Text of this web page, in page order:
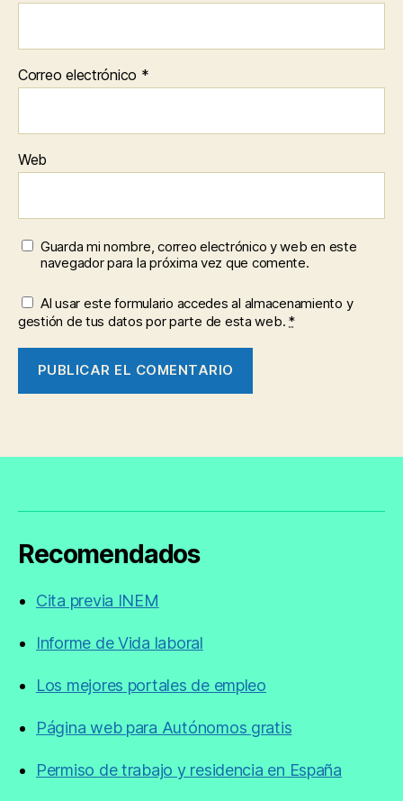
Correo electrónico *
Web
Guarda mi nombre, correo electrónico y web en este
navegador para la próxima vez que comente.
Al usar este formulario accedes al almacenamiento y
gestión de tus datos por parte de esta web.*
Recomendados
Cita previa INEM
Informe de Vida laboral
Los mejores portales de empleo
Página web para Autónomos gratis
Permiso de trabajo y residencia en España